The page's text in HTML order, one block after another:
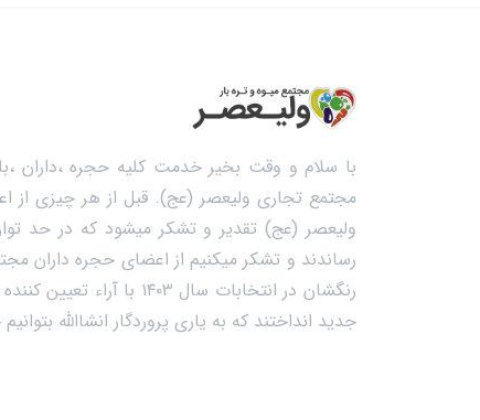
با سلام و وقت بخیر خدمت کلیه حجره ،داران
مجتمع تجاری ولیعصر (عج). قبل از هر چیزی از
ولیعصر (عج) تقدیر و تشکر میشود که در حد
رساندند و تشکر میکنیم از اعضای حجره داران
رنگشان در انتخابات سال
جدید انداختند که به یاری پروردگار انشاالله